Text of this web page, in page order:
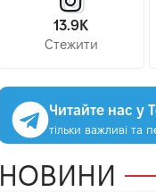
13.9K
Стежити
Читайте нас у
тільки важливі та
НОВИНИ